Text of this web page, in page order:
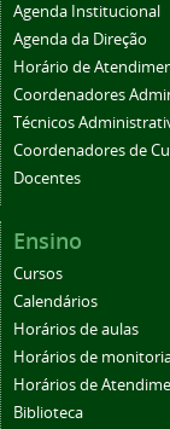
Agenda Institucional
Agenda da Direção
Horário de
Coordenadores
Técnicos
Coordenadores de
Docentes
Ensino
Cursos
Calendários
Horários de aulas
Horários de
Horários de
Biblioteca